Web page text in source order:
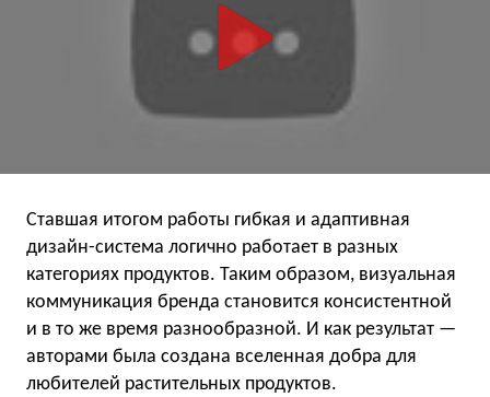
Ставшая итогом работы гибкая и адаптивная
дизайн-система логично работает в разных
категориях продуктов. Таким образом, визуальная
коммуникация бренда становится консистентной
и в то же время разнообразной. И как результат —
авторами была создана вселенная добра для
любителей растительных продуктов.